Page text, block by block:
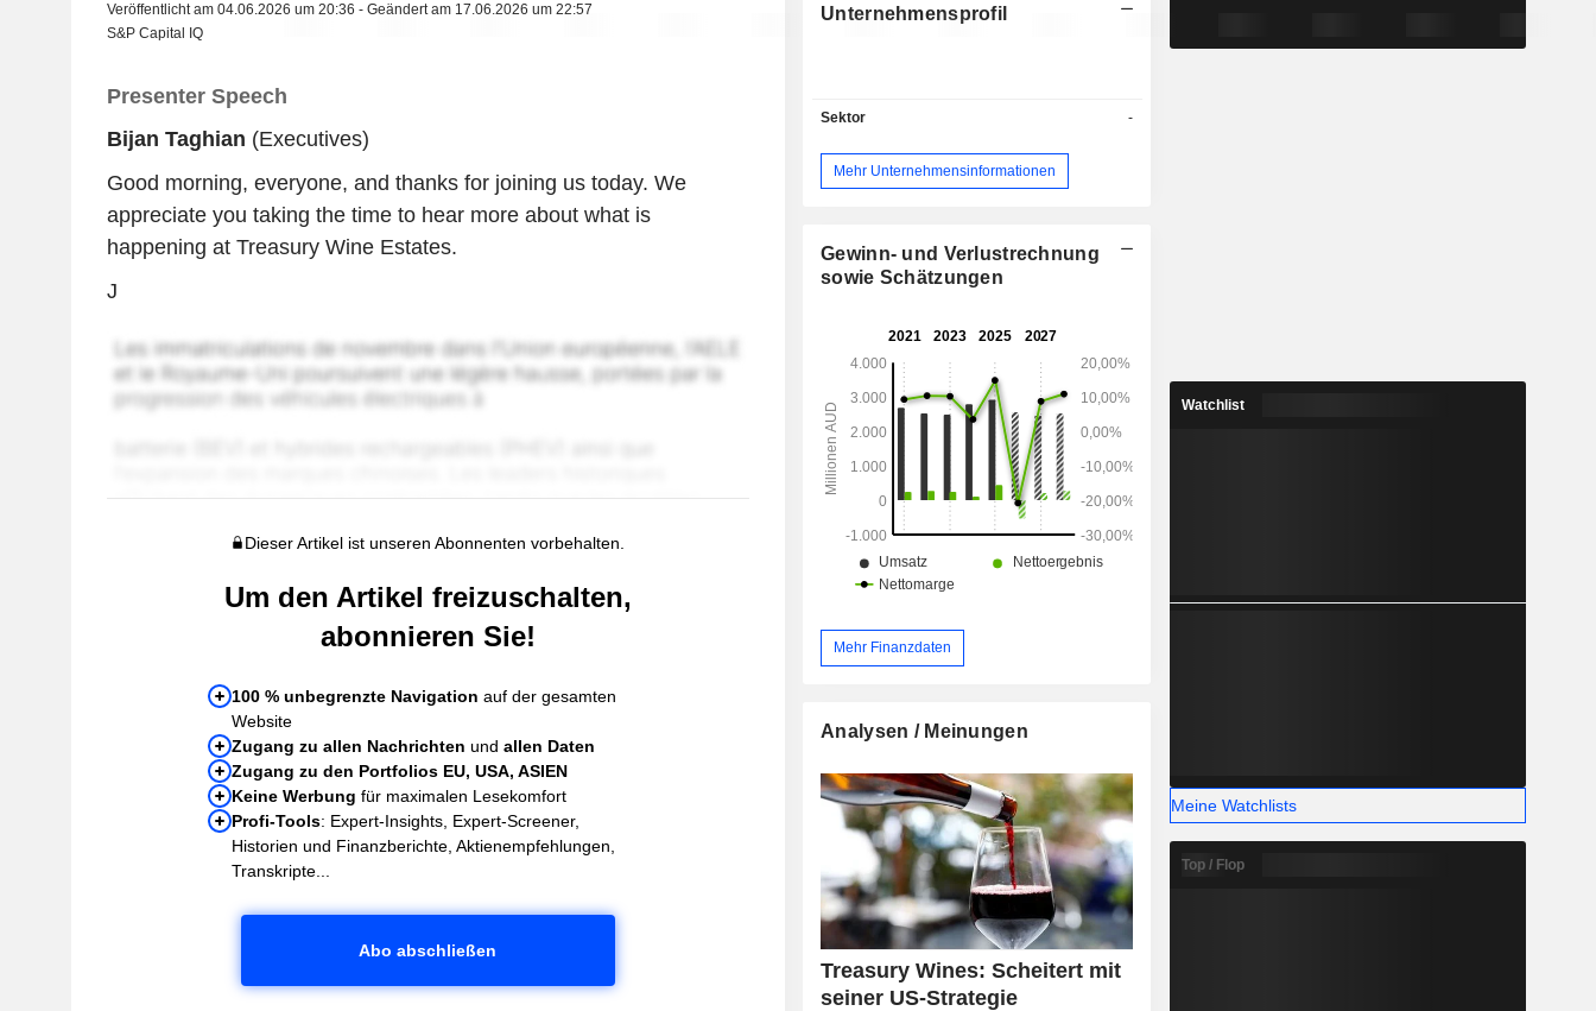
Veröffentlicht am 04.06.2026 um 20:36 - Geändert am 17.06.2026 um 22:57
S&P Capital IQ
Presenter Speech
Bijan Taghian (Executives)
Good morning, everyone, and thanks for joining us today. We
appreciate you taking the time to hear more about what is
happening at Treasury Wine Estates.
J
Dieser Artikel ist unseren Abonnenten vorbehalten.
Um den Artikel freizuschalten,
abonnieren Sie!
100 % unbegrenzte Navigation auf der gesamten
Website
Zugang zu allen Nachrichten undallen Daten
Zugang zu den Portfolios EU, USA, ASIEN
Keine Werbung für maximalen Lesekomfort
Profi-Tools: Expert-Insights, Expert-Screener,
Historien und Finanzberichte, Aktienempfehlungen,
Transkripte...
Abo abschließen
Unternehmensprofil
Sektor -
Mehr Unternehmensinformationen
Gewinn- und Verlustrechnung
sowie Schätzungen
Mehr Finanzdaten
Analysen / Meinungen
Treasury Wines: Scheitert mit
seiner US-Strategie
Watchlist
Meine Watchlists
Top / Flop